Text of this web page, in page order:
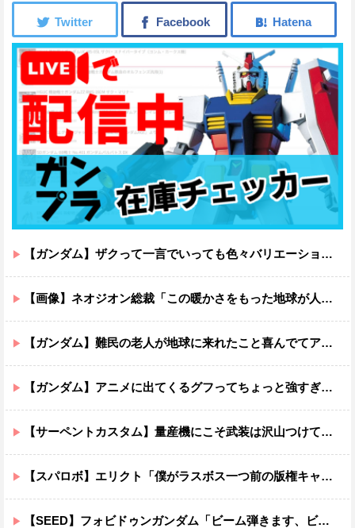
【ガンダム】ザクって一言でいっても色々バリエーションがあるよね
【画像】ネオジオン総裁「この暖かさをもった地球が人間さえ破壊するんだ（汗だく）」
【ガンダム】難民の老人が地球に来れたこと喜んでてアレ？連邦もやってることヤバくない？ってなる
【ガンダム】アニメに出てくるグフってちょっと強すぎじゃない？
【サーペントカスタム】量産機にこそ武装は沢山つけてほしいよね
【スパロボ】エリクト「僕がラスボス一つ前の版権キャラ最後の敵ってちょっと荷が重すぎない？」
【SEED】フォビドゥンガンダム「ビーム弾きます、ビーム曲げられます、空飛びます」←二世代目でこれ出来るのおかしいだろ